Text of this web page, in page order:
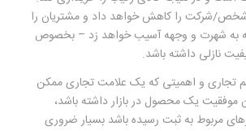
شخص/شرکت را کاهش خواهد داد و مشتریان را
به شهرت و وجهه آسیب خواهد زد – بخصوص
نازلی داشته باشد.
تجاری و اهمیتی که یک علامت تجاری ممکن
موفقیت یک محصول در بازار داشته باشد،
مربوط به ثبت رسیده باشد بسیار ضروری